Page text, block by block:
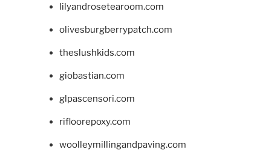
lilyandrosetearoom.com
olivesburgberrypatch.com
theslushkids.com
giobastian.com
glpascensori.com
rifloorepoxy.com
woolleymillingandpaving.com